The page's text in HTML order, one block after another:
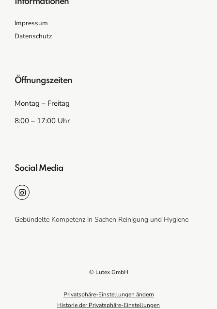
Impressum
Datenschutz
Öffnungszeiten
Montag – Freitag
8:00 – 17:00 Uhr
Social Media
Gebündelte Kompetenz in Sachen Reinigung und Hygiene
© Lutex GmbH
Privatsphäre-Einstellungen ändern
Historie der Privatsphäre-Einstellungen